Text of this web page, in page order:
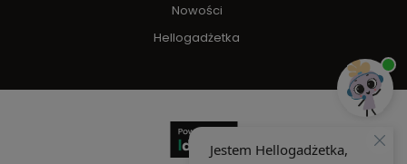
Nowości
Hellogadżetka